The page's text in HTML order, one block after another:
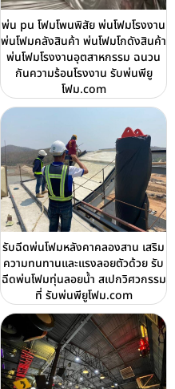
พ่น pu โฟมโพนพิสัย พ่นโฟมโรงงาน
พ่นโฟมคลังสินค้า พ่นโฟมโกดังสินค้า
พ่นโฟมโรงงานอุตสาหกรรม ฉนวน
กันความร้อนโรงงาน รับพ่นพียู
โฟม.com
รับฉีดพ่นโฟมหลังคาคลองสาน เสริม
ความทนทานและแรงลอยตัวด้วย รับ
ฉีดพ่นโฟมทุ่นลอยน้ำ สเปกวิศวกรรม
ที่ รับพ่นพียูโฟม.com